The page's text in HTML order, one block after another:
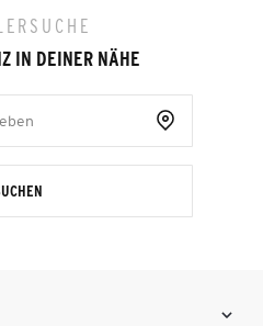
IN DEINER NÄHE